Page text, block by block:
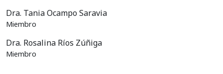
Dra. Tania Ocampo Saravia
Miembro
Dra. Rosalina Ríos Zúñiga
Miembro